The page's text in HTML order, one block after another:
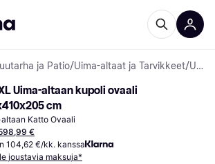
ja Patio/Uima-altaat ja Tarvikkeet/ Uima-altaan Katot
Uima-altaan kupoli ovaali
cm
Katto Ovaali
€
104,62 €/kk. kanssa
joustavia maksuja*